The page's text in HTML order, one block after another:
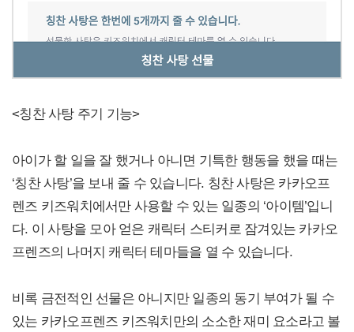
<칭찬 사탕 주기 기능>
아이가 할 일을 잘 했거나 아니면 기특한 행동을 했을 때는
‘칭찬 사탕’을 보내 줄 수 있습니다. 칭찬 사탕은 카카오프
렌즈 키즈워치에서만 사용할 수 있는 일종의 ‘아이템’입니
다. 이 사탕을 모아 얻은 캐릭터 스티커로 잠겨있는 카카오
프렌즈의 나머지 캐릭터 테마들을 열 수 있습니다.
비록 금전적인 선물은 아니지만 일종의 동기 부여가 될 수
있는 카카오프렌즈 키즈워치만의 소소한 재미 요소라고 볼